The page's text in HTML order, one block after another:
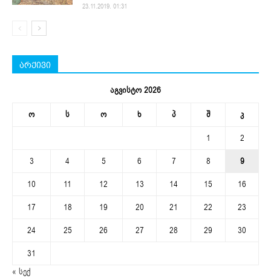
23.11.2019. 01:31
არქივი
აგვისტო 2026
ო ს ო ხ პ შ კ
1
2
3
4 5 6 7 8
9
10
11 12 13 14 15
16
17
18 19 20 21 22
23
24
25 26 27 28 29
30
31
« სექ